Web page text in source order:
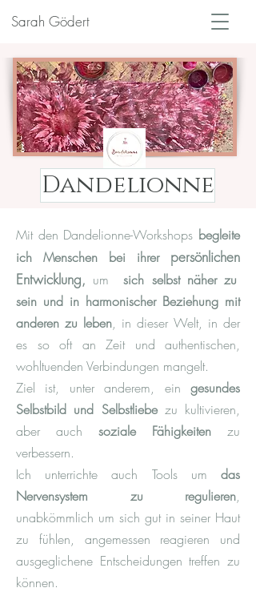
Sarah Gödert
Dandelionne
Mit den Dandelionne-Workshops begleite
ich Menschen bei ihrer persönlichen
Entwicklung, um
sich selbst näher zu
sein und in harmonischer Beziehung mit
anderen zu leben, in dieser Welt, in der
es so oft an Zeit und authentischen,
wohltuenden Verbindungen mangelt.
Ziel ist, unter anderem, ein gesundes
Selbstbild und Selbstliebezu kultivieren,
aber auch soziale Fähigkeiten zu
verbessern.
Ich unterrichte auch Tools um das
Nervensystem zu regulieren,
unabkömmlich um sich gut in seiner Haut
zu fühlen, angemessen reagieren und
ausgeglichene Entscheidungen treffen zu
können.